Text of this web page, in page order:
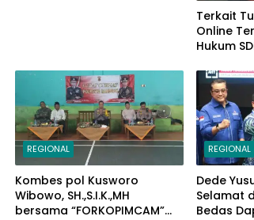
Terkait
Online
Hukum
Mariso,
REGIONAL
Kombes pol Kusworo
Wibowo, SH.,S.I.K.,MH
bersama “FORKOPIMCAM”
REGIONAL
Dede
Selamat
Bedas